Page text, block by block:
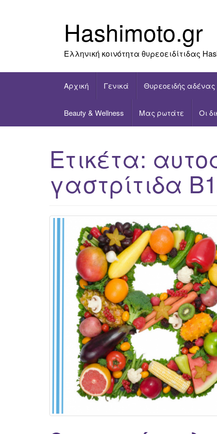
Hashimoto.gr
Ελληνική κοινότητα θυρεοειδίτιδας
Αρχική Γενικά Θυρεοειδής αδένας
Beauty & Wellness Μας ρωτάτε Οι
Ετικέτα:
γαστρίτιδα